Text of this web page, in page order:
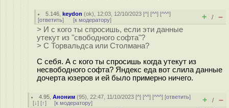
5.146 ,keydon (ok), 12:03, 12/10/2023 [^] [^^] [^^^]
[ответить] [к модератору] + / –
> И с кого ты спросишь, если эти данные
утекут из "свободного софта"?
> С Торвальдса или Столмана?
С себя. А с кого ты спросишь когда утекут из
несвободного софта? Яндекс еда вот слила данные
дочерта юзеров и ей было примерно ничего.
4.95 ,Аноним (95), 22:47, 11/10/2023 [^] [^^] [^^^] [ответить]
[↓] [↑] [к модератору] + / –